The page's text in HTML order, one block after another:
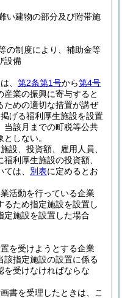
い建物の部分及び附帯施
の制度により、補助金等
設備
、 第2条第1号から第4号
産業の振興に寄与すると
ための適切な措置が講ぜ
げる福利厚生施設を設置
当該月までの町税等公共
しない。
設、投資額、雇用人員、
利厚生施設の投資額、
は、 別表に定めるとお
活動を行っている企業
ため指定施設を設置し
定施設を設置した場合
を受けようとする企業
該指定施設の設置に係る
を受けなければならな
書を受理したときは、こ